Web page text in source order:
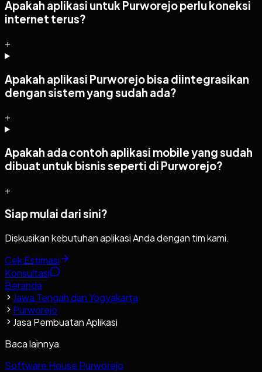
Apakah aplikasi untuk Purworejo perlu koneksi
internet terus?
+
Apakah aplikasi Purworejo bisa diintegrasikan
dengan sistem yang sudah ada?
+
Apakah ada contoh aplikasi mobile yang sudah
dibuat untuk bisnis seperti di Purworejo?
+
Siap mulai dari sini?
Diskusikan kebutuhan aplikasi Anda dengan tim kami.
Cek Estimasi
Konsultasi
Beranda
Jawa Tengah dan Yogyakarta
Purworejo
Jasa Pembuatan Aplikasi
Baca lainnya
Software House Purworejo